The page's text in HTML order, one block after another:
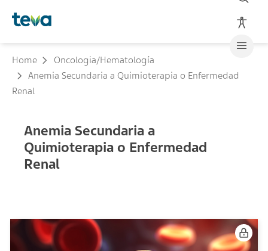
Home
Oncologia/Hematología
Anemia Secundaria a Quimioterapia o Enfermedad
Renal
Anemia Secundaria a
Quimioterapia o Enfermedad
Renal